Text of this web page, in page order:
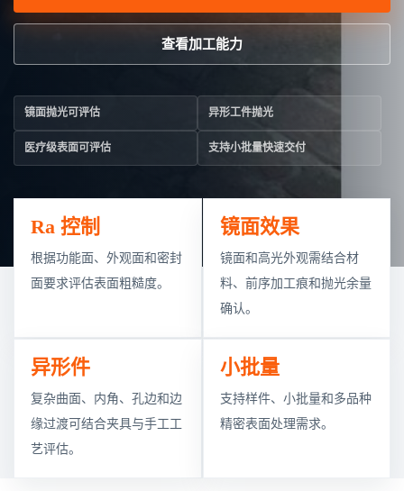
查看加工能力
镜面抛光可评估 异形工件抛光
医疗级表面可评估 支持小批量快速交付
Ra 控制
根据功能面、外观面和密封
面要求评估表面粗糙度。
镜面效果
镜面和高光外观需结合材
料、前序加工痕和抛光余量
确认。
异形件
复杂曲面、内角、孔边和边
缘过渡可结合夹具与手工工
艺评估。
小批量
支持样件、小批量和多品种
精密表面处理需求。